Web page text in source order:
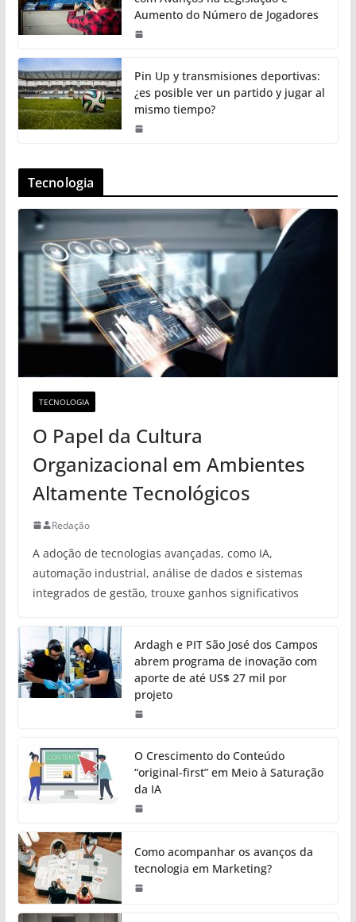
Aumento do Número de Jogadores
Pin Up y transmisiones deportivas:
¿es posible ver un partido y jugar al
mismo tiempo?
Tecnologia
TECNOLOGIA
O Papel da Cultura
Organizacional em Ambientes
Altamente Tecnológicos
Redação
A adoção de tecnologias avançadas, como IA,
automação industrial, análise de dados e sistemas
integrados de gestão, trouxe ganhos significativos
Ardagh e PIT São José dos Campos
abrem programa de inovação com
aporte de até US$ 27 mil por
projeto
O Crescimento do Conteúdo
“original-first” em Meio à Saturação
da IA
Como acompanhar os avanços da
tecnologia em Marketing?